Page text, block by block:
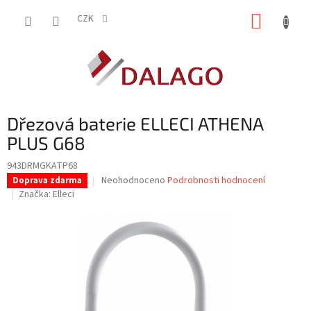
CZK
Dřezová baterie ELLECI ATHENA
PLUS G68
943DRMGKATP68
Doprava zdarma
Průměrné
0,0
z
5
hvězdiček.
Neohodnoceno Podrobnosti hodnocení
Značka: Elleci